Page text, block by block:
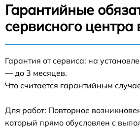
Гарантийные
сервисного центра
Гарантия от сервиса: на
— до 3 месяцев.
Что считается гарантийным
Для работ: Повторное
который прямо обусловлен с